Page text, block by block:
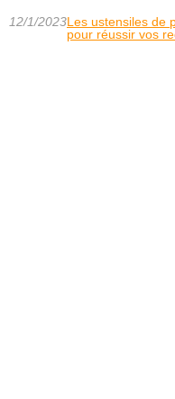
12/1/2023Les ustensiles de
pour réussir vos